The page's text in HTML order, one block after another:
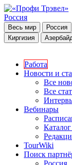
Россия
Весь мир Россия
Киргизия
Работа
Новости и
Все
Все
Вебинары
TourWiki
Поиск
Россия